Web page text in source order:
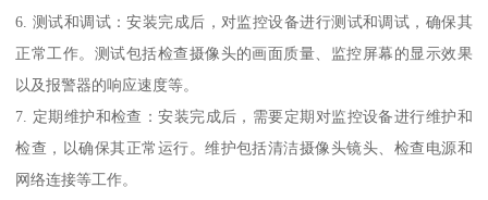
6. 测试和调试：安装完成后，对监控设备进行测试和调试，确保其
正常工作。测试包括检查摄像头的画面质量、监控屏幕的显示效果
以及报警器的响应速度等。
7. 定期维护和检查：安装完成后，需要定期对监控设备进行维护和
检查，以确保其正常运行。维护包括清洁摄像头镜头、检查电源和
网络连接等工作。